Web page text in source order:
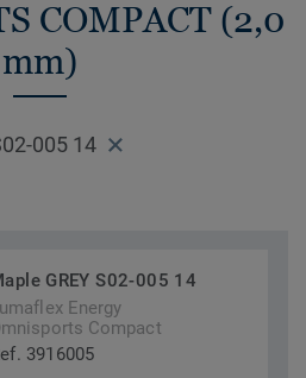
COMPACT (2,0
mm)
005 14
GREY S02-005 14
Energy
Compact
3916005